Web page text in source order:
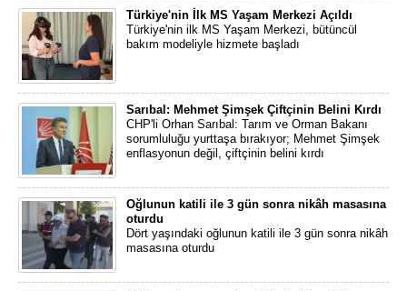
Türkiye'nin İlk MS Yaşam Merkezi Açıldı
Türkiye'nin ilk MS Yaşam Merkezi, bütüncül
bakım modeliyle hizmete başladı
Sarıbal: Mehmet Şimşek Çiftçinin Belini Kırdı
CHP'li Orhan Sarıbal: Tarım ve Orman Bakanı
sorumluluğu yurttaşa bırakıyor; Mehmet Şimşek
enflasyonun değil, çiftçinin belini kırdı
Oğlunun katili ile 3 gün sonra nikâh masasına
oturdu
Dört yaşındaki oğlunun katili ile 3 gün sonra nikâh
masasına oturdu